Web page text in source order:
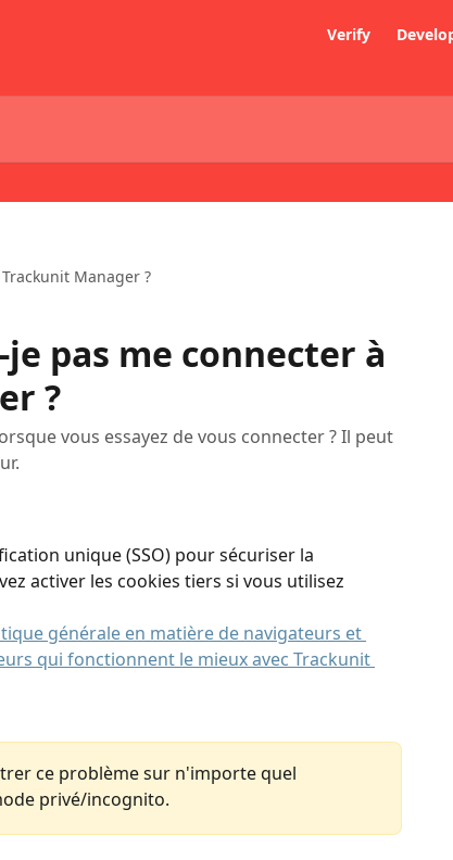
Verify
Manager ?
pas me connecter à
?
vous essayez de vous connecter ? Il peut
unique (SSO) pour sécuriser la
activer les cookies tiers si vous utilisez
générale en matière de navigateurs et
qui fonctionnent le mieux avec Trackunit
ce problème sur n'importe quel
privé/incognito.